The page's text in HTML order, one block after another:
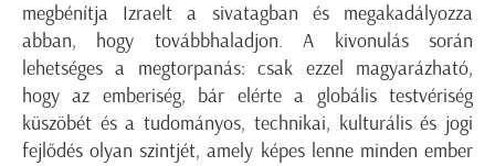
megbénítja Izraelt a sivatagban és megakadályozza
abban, hogy továbbhaladjon. A kivonulás során
lehetséges a megtorpanás: csak ezzel magyarázható,
hogy az emberiség, bár elérte a globális testvériség
küszöbét és a tudományos, technikai, kulturális és jogi
fejlődés olyan szintjét, amely képes lenne minden ember